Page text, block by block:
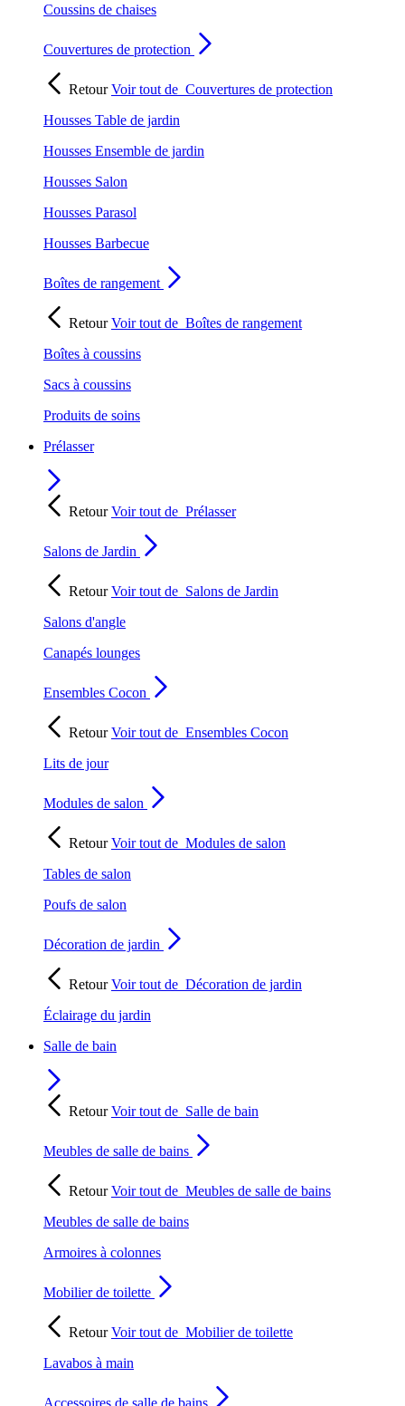
Coussins de chaises
Couvertures de protection
RetourVoir tout de Couvertures de protection
Housses Table de jardin
Housses Ensemble de jardin
Housses Salon
Housses Parasol
Housses Barbecue
Boîtes de rangement
RetourVoir tout de Boîtes de rangement
Boîtes à coussins
Sacs à coussins
Produits de soins
Prélasser
RetourVoir tout de Prélasser
Salons de Jardin
RetourVoir tout de Salons de Jardin
Salons d'angle
Canapés lounges
Ensembles Cocon
RetourVoir tout de Ensembles Cocon
Lits de jour
Modules de salon
RetourVoir tout de Modules de salon
Tables de salon
Poufs de salon
Décoration de jardin
RetourVoir tout de Décoration de jardin
Éclairage du jardin
Salle de bain
RetourVoir tout de Salle de bain
Meubles de salle de bains
RetourVoir tout de Meubles de salle de bains
Meubles de salle de bains
Armoires à colonnes
Mobilier de toilette
RetourVoir tout de Mobilier de toilette
Lavabos à main
Accessoires de salle de bains